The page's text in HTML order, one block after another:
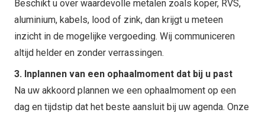
Beschikt u over waardevolle metalen zoals koper, RVS,
aluminium, kabels, lood of zink, dan krijgt u meteen
inzicht in de mogelijke vergoeding. Wij communiceren
altijd helder en zonder verrassingen.
3. Inplannen van een ophaalmoment dat bij u past
Na uw akkoord plannen we een ophaalmoment op een
dag en tijdstip dat het beste aansluit bij uw agenda. Onze